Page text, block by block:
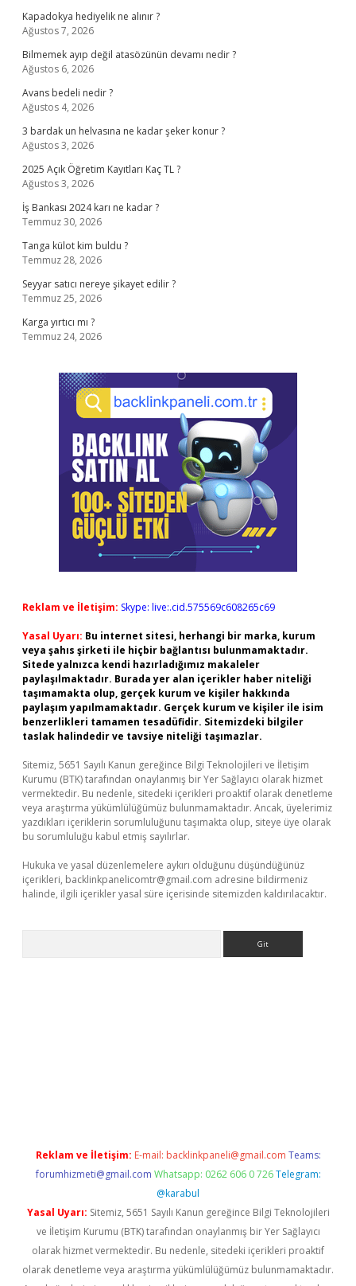
Kapadokya hediyelik ne alınır ?
Ağustos 7, 2026
Bilmemek ayıp değil atasözünün devamı nedir ?
Ağustos 6, 2026
Avans bedeli nedir ?
Ağustos 4, 2026
3 bardak un helvasına ne kadar şeker konur ?
Ağustos 3, 2026
2025 Açık Öğretim Kayıtları Kaç TL ?
Ağustos 3, 2026
İş Bankası 2024 karı ne kadar ?
Temmuz 30, 2026
Tanga külot kim buldu ?
Temmuz 28, 2026
Seyyar satıcı nereye şikayet edilir ?
Temmuz 25, 2026
Karga yırtıcı mı ?
Temmuz 24, 2026
Reklam ve İletişim: Skype: live:.cid.575569c608265c69
Yasal Uyarı: Bu internet sitesi, herhangi bir marka, kurum
veya şahıs şirketi ile hiçbir bağlantısı bulunmamaktadır.
Sitede yalnızca kendi hazırladığımız makaleler
paylaşılmaktadır. Burada yer alan içerikler haber niteliği
taşımamakta olup, gerçek kurum ve kişiler hakkında
paylaşım yapılmamaktadır. Gerçek kurum ve kişiler ile isim
benzerlikleri tamamen tesadüfidir. Sitemizdeki bilgiler
taslak halindedir ve tavsiye niteliği taşımazlar.
Sitemiz, 5651 Sayılı Kanun gereğince Bilgi Teknolojileri ve İletişim
Kurumu (BTK) tarafından onaylanmış bir Yer Sağlayıcı olarak hizmet
vermektedir. Bu nedenle, sitedeki içerikleri proaktif olarak denetleme
veya araştırma yükümlülüğümüz bulunmamaktadır. Ancak, üyelerimiz
yazdıkları içeriklerin sorumluluğunu taşımakta olup, siteye üye olarak
bu sorumluluğu kabul etmiş sayılırlar.
Hukuka ve yasal düzenlemelere aykırı olduğunu düşündüğünüz
içerikleri, backlinkpanelicomtr@gmail.com adresine bildirmeniz
halinde, ilgili içerikler yasal süre içerisinde sitemizden kaldırılacaktır.
Reklam ve İletişim: E-mail: backlinkpaneli@gmail.com Teams:
forumhizmeti@gmail.com Whatsapp: 0262 606 0 726 Telegram:
@karabul
Yasal Uyarı: Sitemiz, 5651 Sayılı Kanun gereğince Bilgi Teknolojileri
ve İletişim Kurumu (BTK) tarafından onaylanmış bir Yer Sağlayıcı
olarak hizmet vermektedir. Bu nedenle, sitedeki içerikleri proaktif
olarak denetleme veya araştırma yükümlülüğümüz bulunmamaktadır.